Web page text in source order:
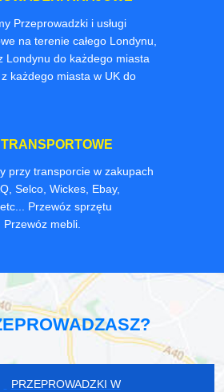
Przeprowadzki i usługi
na terenie całego Londynu,
Londynu do każdego miasta
każdego miasta w UK do
przy transporcie w zakupach
Selco, Wickes, Ebay,
Przewóz sprzętu
Przewóz mebli.
PRZEPROWADZKI W